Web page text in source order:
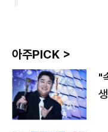
아주PICK >
"